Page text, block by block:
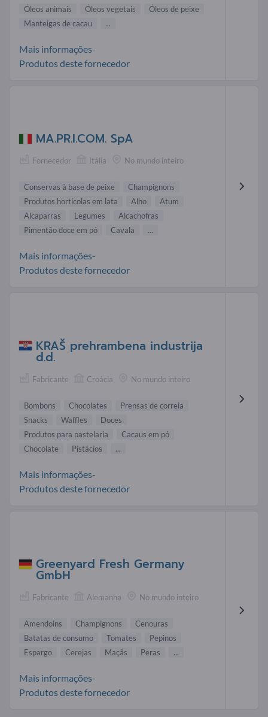
Óleos animais
Óleos vegetais
Óleos de peixe
Manteigas de cacau
...
Mais informações-
Produtos deste fornecedor
MA.PR.I.COM. SpA
Fornecedor Itália No mundo inteiro
Conservas à base de peixe
Champignons
Produtos hortícolas em lata
Alho
Atum
Alcaparras
Legumes
Alcachofras
Pimentão doce em pó
Cavala ...
Mais informações-
Produtos deste fornecedor
KRAŠ prehrambena industrija
d.d.
Fabricante Croácia No mundo inteiro
Bombons Chocolates
Prensas de correia
Snacks
Waffles
Doces
Produtos para pastelaria
Cacaus em pó
Chocolate
Pistácios ...
Mais informações-
Produtos deste fornecedor
Greenyard Fresh Germany
GmbH
Fabricante Alemanha No mundo inteiro
Amendoins Champignons
Cenouras
Batatas de consumo
Tomates
Pepinos
Espargo
Cerejas Maçãs Peras ...
Mais informações-
Produtos deste fornecedor